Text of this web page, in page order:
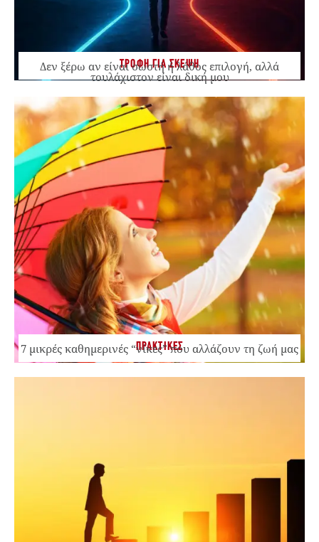
ΤΡΟΦΗ ΓΙΑ ΣΚΕΨΗ
Δεν ξέρω αν είναι σωστή ή λάθος επιλογή, αλλά
τουλάχιστον είναι δική μου
ΠΡΑΚΤΙΚΕΣ
7 μικρές καθημερινές “νίκες” που αλλάζουν τη ζωή μας